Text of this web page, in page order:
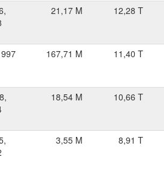
21,17 M 12,28 T
167,71 M 11,40 T
18,54 M 10,66 T
3,55 M 8,91 T